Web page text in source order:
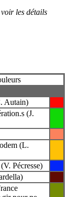
les détails
Autain)
(J.
(L.
Pécresse)